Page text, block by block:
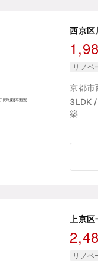
西京区
リノベ
京都市
3LDK
築
上京
リノベ